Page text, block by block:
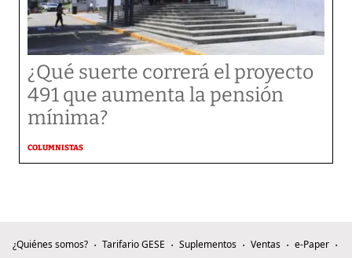
¿Qué suerte correrá el proyecto
491 que aumenta la pensión
mínima?
COLUMNISTAS
¿Quiénes somos? Tarifario GESE Suplementos Ventas
e-Paper